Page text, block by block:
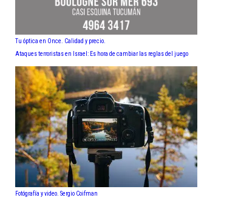
Tu óptica en Once. Calidad y precio.
Ataques terroristas en Israel: Es hora de cambiar las reglas del juego
Fotógrafía y video. Sergio Coifman